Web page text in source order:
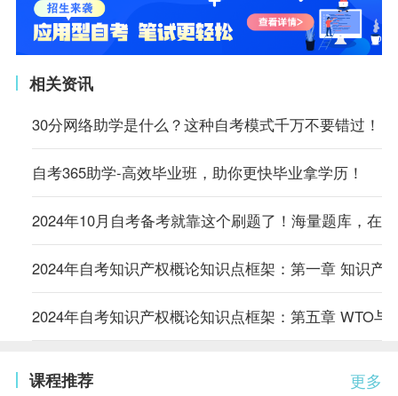
相关资讯
30分网络助学是什么？这种自考模式千万不要错过！
自考365助学-高效毕业班，助你更快毕业拿学历！
2024年10月自考备考就靠这个刷题了！海量题库，在
2024年自考知识产权概论知识点框架：第一章 知识产
2024年自考知识产权概论知识点框架：第五章 WTO与
更多
课程推荐